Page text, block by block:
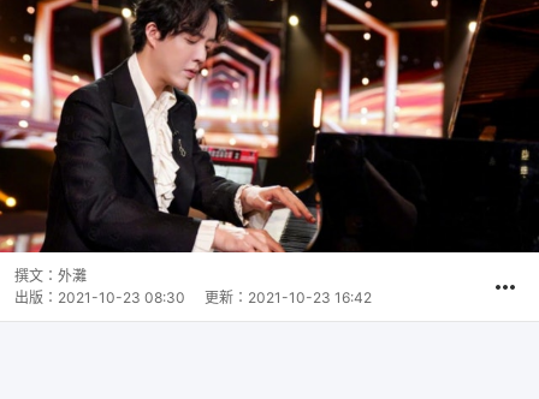
撰文： 外灘
出版： 2021-10-23 08:30 更新： 2021-10-23 16:42